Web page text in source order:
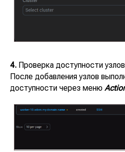
4. Проверка доступности
После добавления узлов
доступности через меню